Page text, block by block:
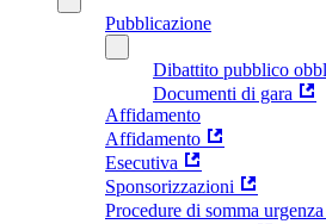
Pubblicazione
Dibattito pubblico
Documenti di gara
Affidamento
Affidamento
Esecutiva
Sponsorizzazioni
Procedure di somma